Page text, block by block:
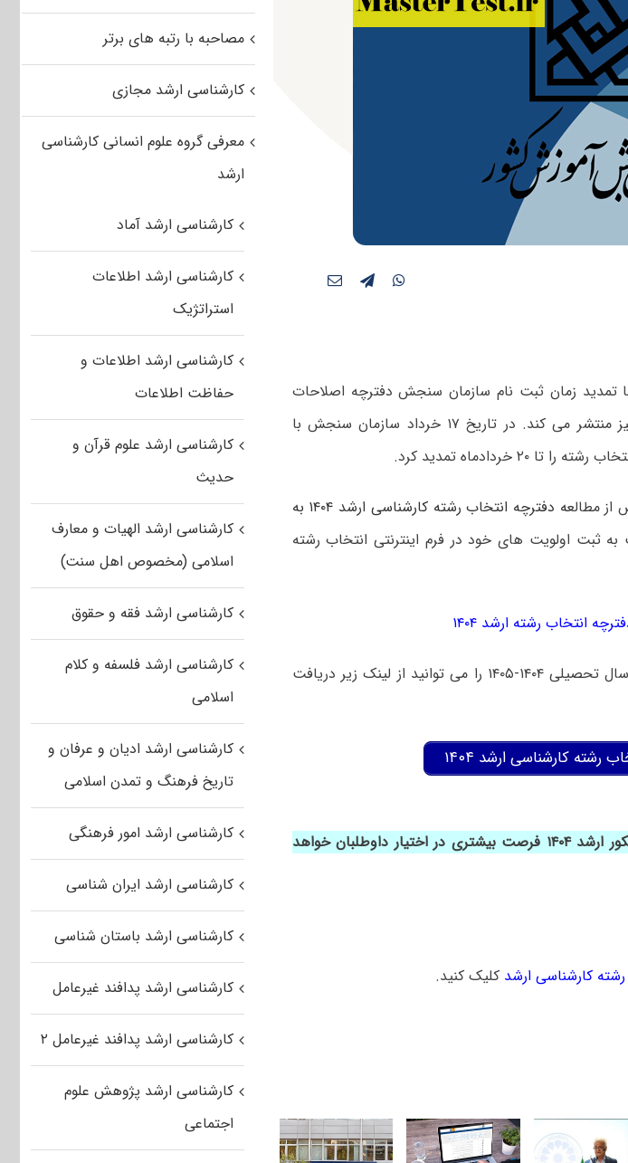
تمدید زمان ثبت نام سازمان سنجش دفترچه اصلاحات
مربوط به انتخاب رشته کارشناسی ارشد را نیز منتشر می کند. در تاریخ ۱۷ خرداد سازمان سنجش با
خردادماه تمدید کرد.
از مطالعه دفترچه انتخاب رشته کارشناسی ارشد ۱۴۰۴ به
ثبت اولویت های خود در فرم اینترنتی انتخاب رشته
انتخاب رشته ارشد ۱۴۰۴
دفترچه انتخاب رشته کنکور کارشناسی ارشد سال تحصیلی ۱۴۰۴-۱۴۰۵ را می توانید از لینک زیر دریافت
رشته کارشناسی ارشد ۱۴۰۴
تمدید مهلت انتخاب رشته کنکور ارشد ۱۴۰۴ فرصت بیشتری در اختیار داوطلبان خواهد
کارشناسی ارشد کلیک کنید.
مصاحبه با رتبه های برتر
کارشناسی ارشد مجازی
معرفی گروه علوم انسانی کارشناسی
ارشد
کارشناسی ارشد آماد
کارشناسی ارشد اطلاعات
استراتژیک
کارشناسی ارشد اطلاعات و
حفاظت اطلاعات
کارشناسی ارشد علوم قرآن و
حدیث
کارشناسی ارشد الهیات و معارف
اسلامی (مخصوص اهل سنت)
کارشناسی ارشد فقه و حقوق
کارشناسی ارشد فلسفه و کلام
اسلامی
کارشناسی ارشد ادیان و عرفان و
تاریخ فرهنگ و تمدن اسلامی
کارشناسی ارشد امور فرهنگی
کارشناسی ارشد ایران شناسی
کارشناسی ارشد باستان شناسی
کارشناسی ارشد پدافند غیرعامل
کارشناسی ارشد پدافند غیرعامل ۲
کارشناسی ارشد پژوهش علوم
اجتماعی